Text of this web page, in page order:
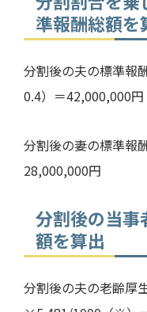
準報酬総額を
分割後の夫の標準報
0.4）＝42,000,000円
分割後の妻の標準報
28,000,000円
分割後の当事
額を算出
分割後の夫の老齢厚